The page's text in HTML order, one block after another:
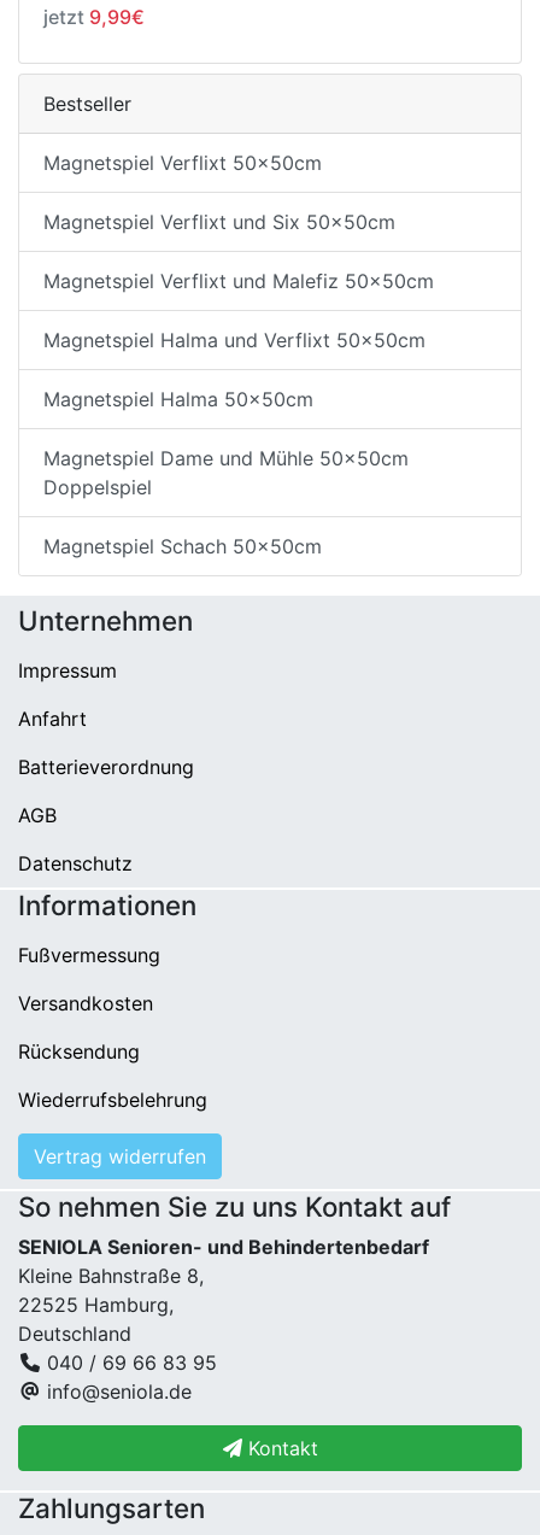
jetzt 9,99€
Bestseller
Magnetspiel Verflixt 50x50cm
Magnetspiel Verflixt und Six 50x50cm
Magnetspiel Verflixt und Malefiz 50x50cm
Magnetspiel Halma und Verflixt 50x50cm
Magnetspiel Halma 50x50cm
Magnetspiel Dame und Mühle 50x50cm
Doppelspiel
Magnetspiel Schach 50x50cm
Unternehmen
Impressum
Anfahrt
Batterieverordnung
AGB
Datenschutz
Informationen
Fußvermessung
Versandkosten
Rücksendung
Wiederrufsbelehrung
Vertrag widerrufen
So nehmen Sie zu uns Kontakt auf
SENIOLA Senioren- und Behindertenbedarf
Kleine Bahnstraße 8,
22525 Hamburg,
Deutschland
040 / 69 66 83 95
info@seniola.de
Kontakt
Zahlungsarten